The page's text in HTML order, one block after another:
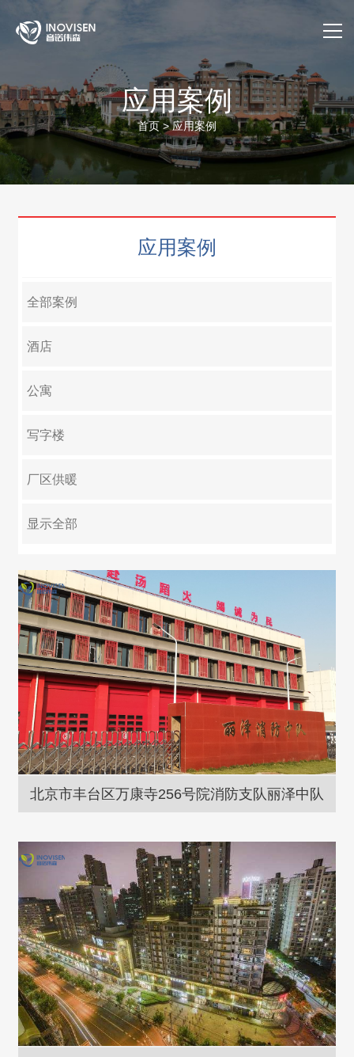
首页
关于我们
产品与服务
应用案例
首页>应用案例
应用案例
全部案例
酒店
公寓
写字楼
厂区供暖
大型集中供暖
游泳池
学校
医院
养殖
反季节绿化
别墅
显示全部
北京市丰台区万康寺256号院消防支队丽泽中队